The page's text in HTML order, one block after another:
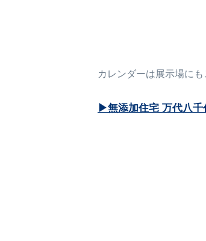
カレンダーは展示場に
▶無添加住宅 万代八千